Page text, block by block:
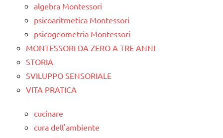
algebra Montessori
psicoaritmetica Montessori
psicogeometria Montessori
MONTESSORI DA ZERO A TRE ANNI
STORIA
SVILUPPO SENSORIALE
VITA PRATICA
cucinare
cura dell'ambiente